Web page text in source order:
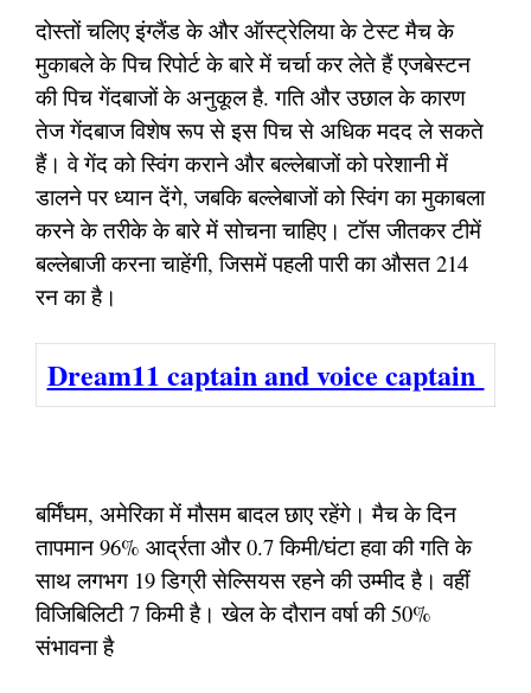
दोस्तों चलिए इंग्लैंड के और ऑस्ट्रेलिया के टेस्ट मैच के
मुकाबले के पिच रिपोर्ट के बारे में चर्चा कर लेते हैं एजबेस्टन
की पिच गेंदबाजों के अनुकूल है. गति और उछाल के कारण
तेज गेंदबाज विशेष रूप से इस पिच से अधिक मदद ले सकते
हैं। वे गेंद को स्विंग कराने और बल्लेबाजों को परेशानी में
डालने पर ध्यान देंगे, जबकि बल्लेबाजों को स्विंग का मुकाबला
करने के तरीके के बारे में सोचना चाहिए। टॉस जीतकर टीमें
बल्लेबाजी करना चाहेंगी, जिसमें पहली पारी का औसत 214
रन का है।
Dream11 captain and voice captain
बर्मिंघम, अमेरिका में मौसम बादल छाए रहेंगे। मैच के दिन
तापमान 96% आर्द्रता और 0.7 किमी/घंटा हवा की गति के
साथ लगभग 19 डिग्री सेल्सियस रहने की उम्मीद है। वहीं
विजिबिलिटी 7 किमी है। खेल के दौरान वर्षा की 50%
संभावना है